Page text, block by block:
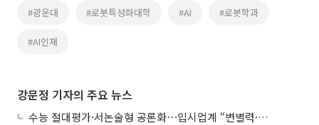
#광운대 #로봇특성화대학 #AI #로봇학과
#AI인재
강문정 기자의 주요 뉴스
수능 절대평가·서논술형 공론화⋯입시업계 “변별력·사교육 대책 먼저”